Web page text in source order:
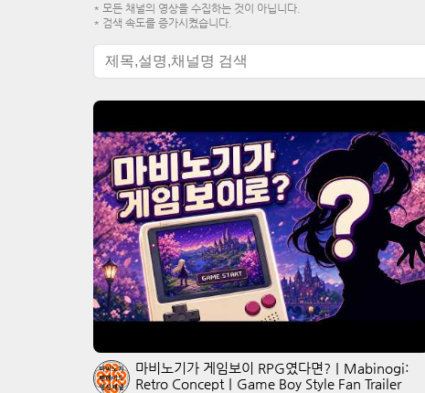
* 모든 채널의 영상을 수집하는 것이 아닙니다.
* 검색 속도를 증가시켰습니다.
마비노기가 게임보이 RPG였다면?｜Mabinogi:
Retro Concept｜Game Boy Style Fan Trailer